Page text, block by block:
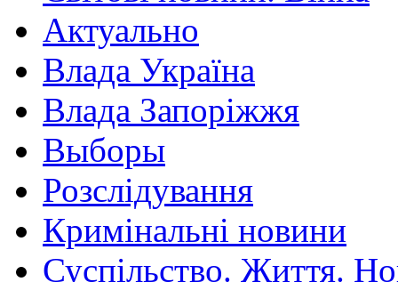
Актуально
Влада Україна
Влада Запоріжжя
Выборы
Розслідування
Кримінальні новини
Суспільство. Життя.